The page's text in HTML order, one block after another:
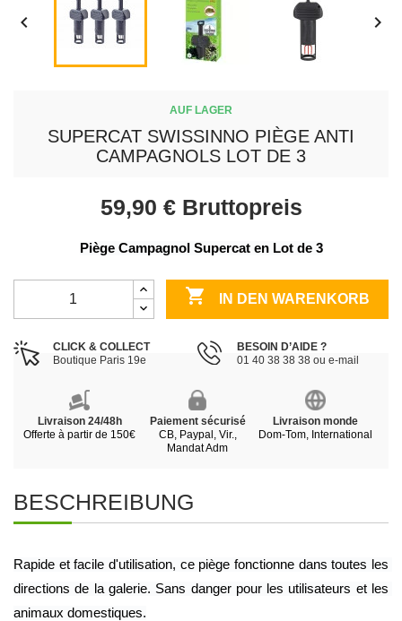
 
AUF LAGER
SUPERCAT SWISSINNO PIÈGE ANTI
CAMPAGNOLS LOT DE 3
59,90 € Bruttopreis
Piège Campagnol Supercat en Lot de 3
 IN DEN WARENKORB
CLICK & COLLECT
Boutique Paris 19e
BESOIN D’AIDE ?
01 40 38 38 38 ou e-mail
Livraison 24/48h
Offerte à partir de 150€
Paiement sécurisé
CB, Paypal, Vir.,
Mandat Adm
Livraison monde
Dom-Tom, International
BESCHREIBUNG
Rapide et facile d'utilisation, ce piège fonctionne dans toutes les
directions de la galerie. Sans danger pour les utilisateurs et les
animaux domestiques.